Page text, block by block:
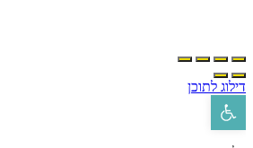
דילוג לתוכן
פתח סרגל נגישות